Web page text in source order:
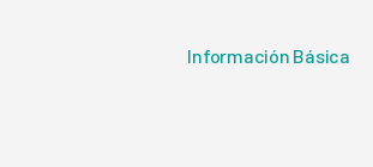
Información Básica